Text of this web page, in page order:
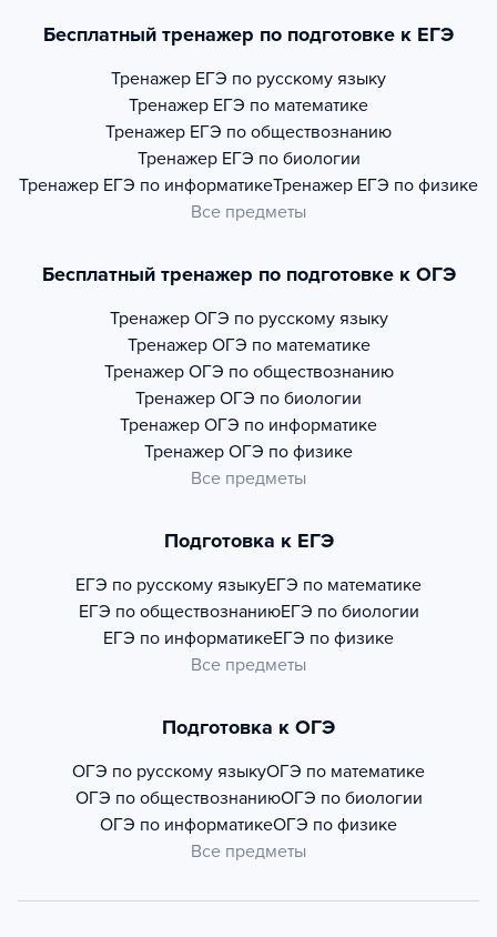
Бесплатный тренажер по подготовке к ЕГЭ
Тренажер ЕГЭ по русскому языку
Тренажер ЕГЭ по математике
Тренажер ЕГЭ по обществознанию
Тренажер ЕГЭ по биологии
Тренажер ЕГЭ по информатикеТренажер ЕГЭ по физике
Все предметы
Бесплатный тренажер по подготовке к ОГЭ
Тренажер ОГЭ по русскому языку
Тренажер ОГЭ по математике
Тренажер ОГЭ по обществознанию
Тренажер ОГЭ по биологии
Тренажер ОГЭ по информатике
Тренажер ОГЭ по физике
Все предметы
Подготовка к ЕГЭ
ЕГЭ по русскому языкуЕГЭ по математике
ЕГЭ по обществознаниюЕГЭ по биологии
ЕГЭ по информатикеЕГЭ по физике
Все предметы
Подготовка к ОГЭ
ОГЭ по русскому языкуОГЭ по математике
ОГЭ по обществознаниюОГЭ по биологии
ОГЭ по информатикеОГЭ по физике
Все предметы